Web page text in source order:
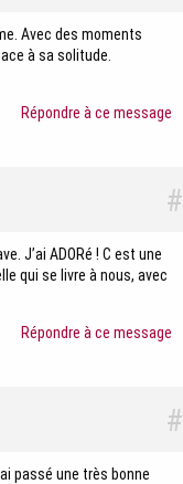
Avec des moments
à sa solitude.
Répondre à ce message
#
J’ai ADORé ! C est une
qui se livre à nous, avec
Répondre à ce message
#
passé une très bonne